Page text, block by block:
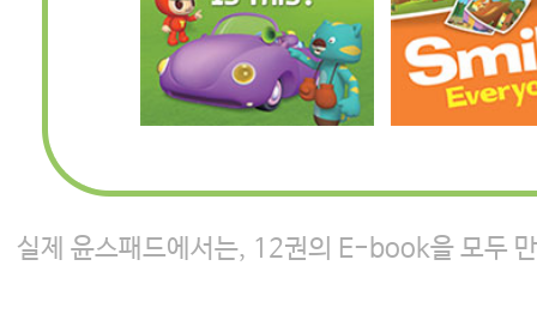
실제 윤스패드에서는, 12권의 E-book을 모두